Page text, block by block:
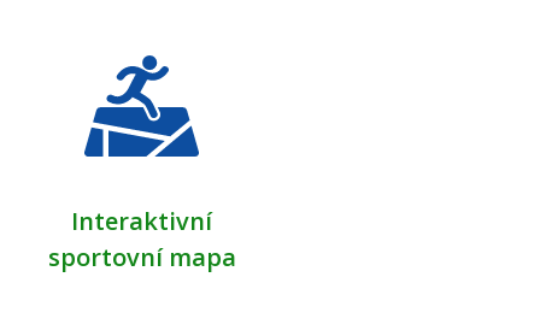
Interaktivní
sportovní mapa